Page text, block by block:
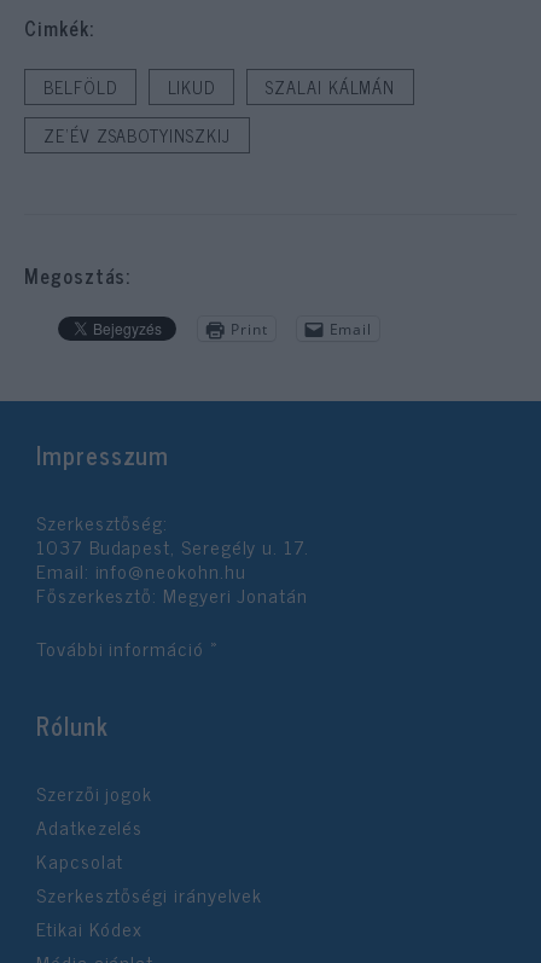
Cimkék:
BELFÖLD LIKUD
SZALAI KÁLMÁN
ZE'ÉV ZSABOTYINSZKIJ
Megosztás:
Print Email
Impresszum
Szerkesztőség:
1037 Budapest, Seregély u. 17.
Email: info@neokohn.hu
Főszerkesztő: Megyeri Jonatán
További információ »
Rólunk
Szerzői jogok
Adatkezelés
Kapcsolat
Szerkesztőségi irányelvek
Etikai Kódex